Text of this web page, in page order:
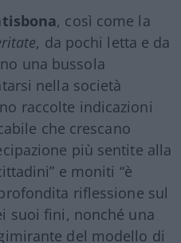
, così come la
, da pochi letta e da
una bussola
nella società
raccolte indicazioni
che crescano
più sentite alla
e moniti “è
riflessione sul
suoi fini, nonché una
del modello di